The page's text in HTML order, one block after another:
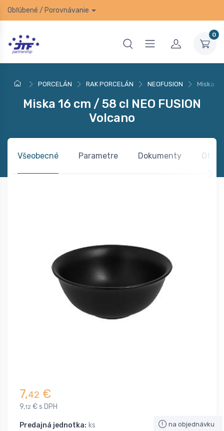
Obľúbené / Porovnávanie
0
PORCELÁN RAK PORCELÁN NEOFUSION Miska
Miska 16 cm / 58 cl NEO FUSION
Volcano
Všeobecné Parametre Dokumenty
7,42 €
9,12 € s DPH
Predajná jednotka: ks na objednávku